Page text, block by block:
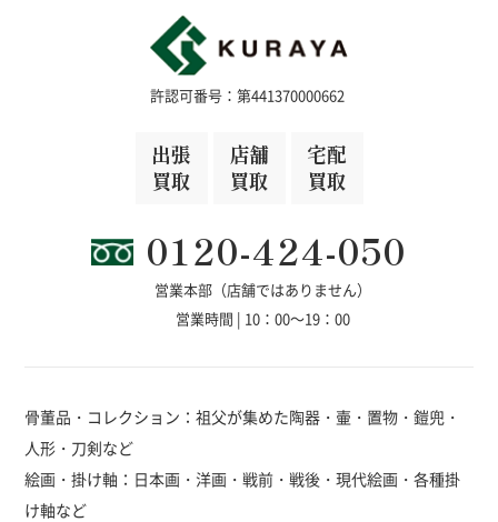
許認可番号：第441370000662
出張
買取
店舗
買取
宅配
買取
0120-424-050
営業本部（店舗ではありません）
営業時間 | 10：00～19：00
骨董品・コレクション：祖父が集めた陶器・壷・置物・鎧兜・
人形・刀剣など
絵画・掛け軸：日本画・洋画・戦前・戦後・現代絵画・各種掛
け軸など